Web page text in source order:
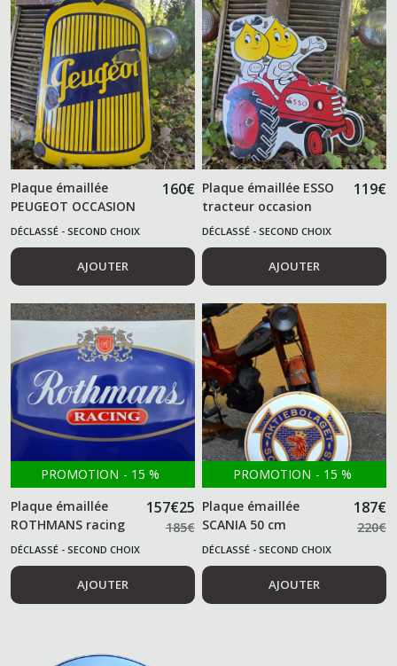
Plaque émaillée
PEUGEOT OCCASION
160€
DÉCLASSÉ - SECOND CHOIX
AJOUTER
Plaque émaillée ESSO
tracteur occasion
119€
DÉCLASSÉ - SECOND CHOIX
AJOUTER
PROMOTION - 15 %
Plaque émaillée
ROTHMANS racing
157€25
185€
DÉCLASSÉ - SECOND CHOIX
AJOUTER
PROMOTION - 15 %
Plaque émaillée
SCANIA 50 cm
187€
220€
DÉCLASSÉ - SECOND CHOIX
AJOUTER